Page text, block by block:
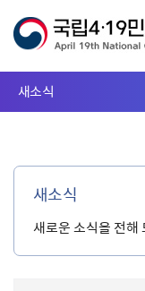
새소식
새소식
새로운 소식을 전해